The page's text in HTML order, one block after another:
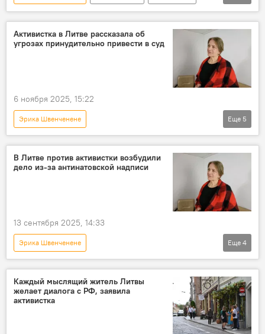
Белоруссия
граница
государственная граница
фуры
Общество
перевозки
перевозчики
Скандал в Литве из-за метеозондов из Белоруссии
Активистка в Литве рассказала об
угрозах принудительно привести в суд
6 ноября 2025, 15:22
Эрика Швенченене
Преследование Альгирдаса Палецкиса и его сторонников в Литве
В Литве
Общество
суд
Еще 5
В Литве против активистки возбудили
дело из-за антинатовской надписи
13 сентября 2025, 14:33
Эрика Швенченене
Преследование Альгирдаса Палецкиса и его сторонников в Литве
Политика
Литва
Еще 4
Каждый мыслящий житель Литвы
желает диалога с РФ, заявила
активистка